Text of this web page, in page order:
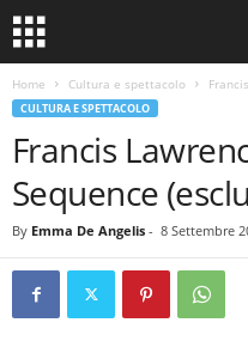
Home Cultura e spettacolo
CULTURA E SPETTACOLO
Francis
Sequence
By Emma De Angelis - 8 Settembre